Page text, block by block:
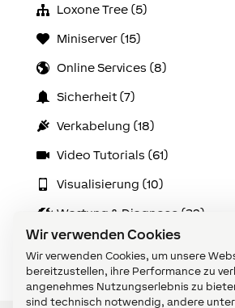
Wir verwenden Cookies
Wir verwenden Cookies, um unsere
bereitzustellen, ihre Performance zu
angenehmes Nutzungserlebnis zu
sind technisch notwendig, andere
Loxone Tree (5)
Miniserver (15)
Online Services (8)
Sicherheit (7)
Verkabelung (18)
Video Tutorials (61)
Visualisierung (10)
Wartung & Diagnose (32)
Zubehör (14)